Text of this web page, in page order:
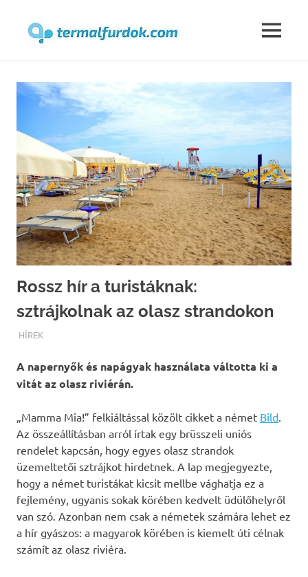
MENU
Rossz hír a turistáknak:
sztrájkolnak az olasz strandokon
TERMALFURDOK.COM
HÍREK
A napernyők és napágyak használata váltotta ki a
vitát az olasz riviérán.
„Mamma Mia!” felkiáltással közölt cikket a német Bild.
Az összeállításban arról írtak egy brüsszeli uniós
rendelet kapcsán, hogy egyes olasz strandok
üzemeltetői sztrájkot hirdetnek. A lap megjegyezte,
hogy a német turistákat kicsit mellbe vághatja ez a
fejlemény, ugyanis sokak körében kedvelt üdülőhelyről
van szó. Azonban nem csak a németek számára lehet ez
a hír gyászos: a magyarok körében is kiemelt úti célnak
számít az olasz riviéra.